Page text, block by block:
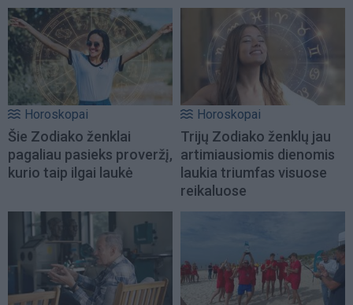
Horoskopai
Šie Zodiako ženklai
pagaliau pasieks proveržį,
kurio taip ilgai laukė
Horoskopai
Trijų Zodiako ženklų jau
artimiausiomis dienomis
laukia triumfas visuose
reikaluose